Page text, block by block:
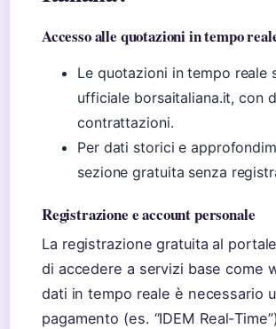
Accesso alle quotazioni in tempo
Le quotazioni in tempo reale
ufficiale borsaitaliana.it, con
contrattazioni.
Per dati storici e
sezione gratuita senza
Registrazione e account personale
La registrazione gratuita al
di accedere a servizi base come
dati in tempo reale è necessario
pagamento (es. “IDEM Real-